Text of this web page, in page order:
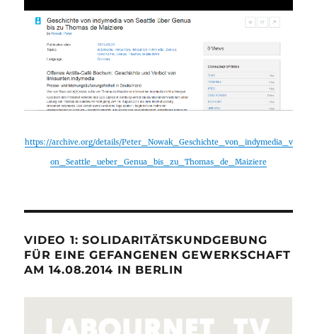
https://archive.org/details/Peter_Nowak_Geschichte_von_indymedia_v
on_Seattle_ueber_Genua_bis_zu_Thomas_de_Maiziere
VIDEO 1: SOLIDARITÄTSKUNDGEBUNG
FÜR EINE GEFANGENEN GEWERKSCHAFT
AM 14.08.2014 IN BERLIN